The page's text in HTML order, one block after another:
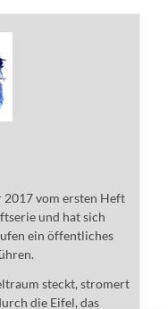
2017 vom ersten Heft
und hat sich
ein öffentliches
steckt, stromert
die Eifel, das